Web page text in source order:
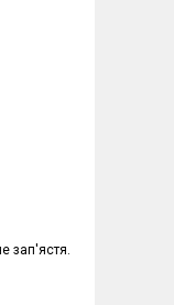
зап'ястя.